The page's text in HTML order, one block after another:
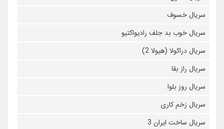
سریال خسوف
سریال خوب بد جلف رادیواکتیو
سریال دراکولا (هیولا 2)
سریال راز بقا
سریال روز بلوا
سریال زخم کاری
سریال ساخت ایران 3